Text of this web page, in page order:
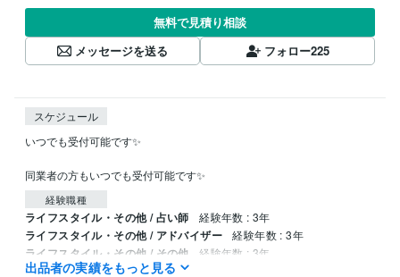
無料で見積り相談
メッセージを送る
フォロー225
スケジュール
いつでも受付可能です✨
同業者の方もいつでも受付可能です✨
経験職種
ライフスタイル・その他 / 占い師 経験年数 : 3年
ライフスタイル・その他 / アドバイザー 経験年数 : 3年
ライフスタイル・その他 / その他 経験年数 : 3年
出品者の実績をもっと見る